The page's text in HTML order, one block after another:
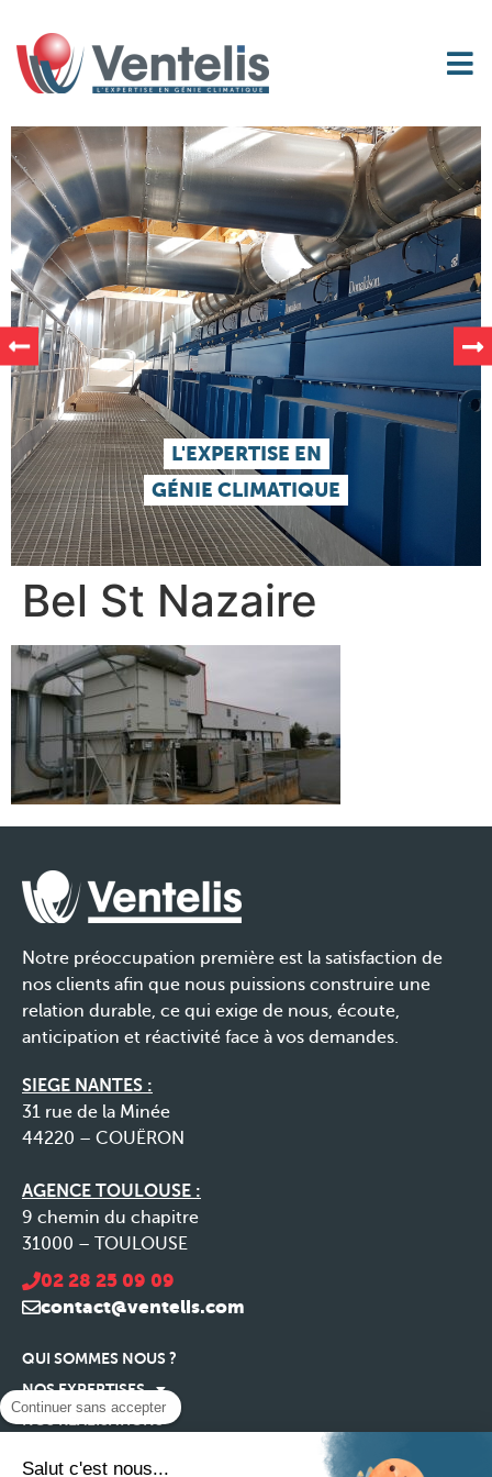
L'EXPERTISE EN
GÉNIE CLIMATIQUE
Bel St Nazaire
Notre préoccupation première est la satisfaction de
nos clients afin que nous puissions construire une
relation durable, ce qui exige de nous, écoute,
anticipation et réactivité face à vos demandes.
SIEGE NANTES :
31 rue de la Minée
44220 – COUËRON
AGENCE TOULOUSE :
9 chemin du chapitre
31000 – TOULOUSE
02 28 25 09 09
contact@ventelis.com
QUI SOMMES NOUS ?
NOS EXPERTISES
NOS RÉALISATIONS
Continuer sans accepter
Salut c'est nous...